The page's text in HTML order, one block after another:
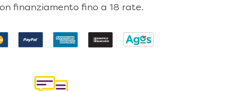
finanziamento fino a 18 rate.